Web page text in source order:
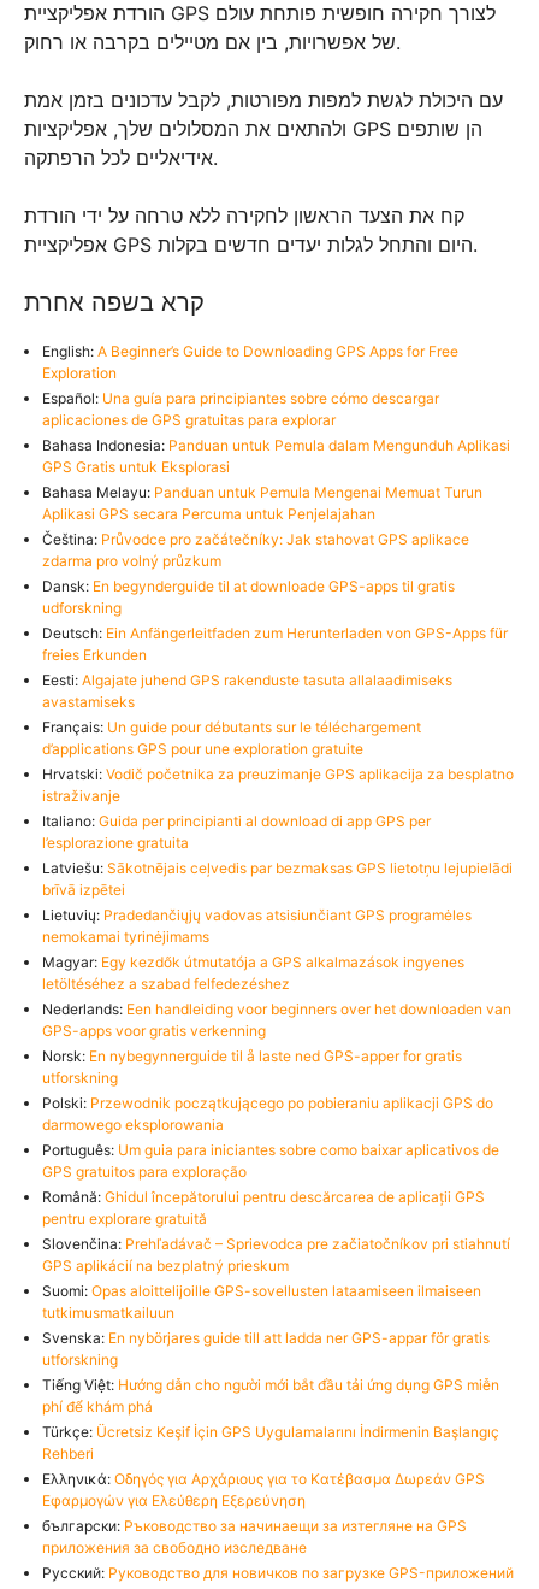
הורדת אפליקציית GPS לצורך חקירה חופשית פותחת עולם
של אפשרויות, בין אם מטיילים בקרבה או רחוק.
עם היכולת לגשת למפות מפורטות, לקבל עדכונים בזמן אמת
ולהתאים את המסלולים שלך, אפליקציות GPS הן שותפים
אידיאליים לכל הרפתקה.
קח את הצעד הראשון לחקירה ללא טרחה על ידי הורדת
אפליקציית GPS היום והתחל לגלות יעדים חדשים בקלות.
קרא בשפה אחרת
English: A Beginner’s Guide to Downloading GPS Apps for Free
Exploration
Español: Una guía para principiantes sobre cómo descargar
aplicaciones de GPS gratuitas para explorar
Bahasa Indonesia: Panduan untuk Pemula dalam Mengunduh Aplikasi
GPS Gratis untuk Eksplorasi
Bahasa Melayu: Panduan untuk Pemula Mengenai Memuat Turun
Aplikasi GPS secara Percuma untuk Penjelajahan
Čeština: Průvodce pro začátečníky: Jak stahovat GPS aplikace
zdarma pro volný průzkum
Dansk: En begynderguide til at downloade GPS-apps til gratis
udforskning
Deutsch: Ein Anfängerleitfaden zum Herunterladen von GPS-Apps für
freies Erkunden
Eesti: Algajate juhend GPS rakenduste tasuta allalaadimiseks
avastamiseks
Français: Un guide pour débutants sur le téléchargement
d’applications GPS pour une exploration gratuite
Hrvatski: Vodič početnika za preuzimanje GPS aplikacija za besplatno
istraživanje
Italiano: Guida per principianti al download di app GPS per
l’esplorazione gratuita
Latviešu: Sākotnējais ceļvedis par bezmaksas GPS lietotņu lejupielādi
brīvā izpētei
Lietuvių: Pradedančiųjų vadovas atsisiunčiant GPS programėles
nemokamai tyrinėjimams
Magyar: Egy kezdők útmutatója a GPS alkalmazások ingyenes
letöltéséhez a szabad felfedezéshez
Nederlands: Een handleiding voor beginners over het downloaden van
GPS-apps voor gratis verkenning
Norsk: En nybegynnerguide til å laste ned GPS-apper for gratis
utforskning
Polski: Przewodnik początkującego po pobieraniu aplikacji GPS do
darmowego eksplorowania
Português: Um guia para iniciantes sobre como baixar aplicativos de
GPS gratuitos para exploração
Română: Ghidul începătorului pentru descărcarea de aplicații GPS
pentru explorare gratuită
Slovenčina: Prehľadávač – Sprievodca pre začiatočníkov pri stiahnutí
GPS aplikácií na bezplatný prieskum
Suomi: Opas aloittelijoille GPS-sovellusten lataamiseen ilmaiseen
tutkimusmatkailuun
Svenska: En nybörjares guide till att ladda ner GPS-appar för gratis
utforskning
Tiếng Việt: Hướng dẫn cho người mới bắt đầu tải ứng dụng GPS miễn
phí để khám phá
Türkçe: Ücretsiz Keşif İçin GPS Uygulamalarını İndirmenin Başlangıç
Rehberi
Ελληνικά: Οδηγός για Αρχάριους για το Κατέβασμα Δωρεάν GPS
Εφαρμογών για Ελεύθερη Εξερεύνηση
български: Ръководство за начинаещи за изтегляне на GPS
приложения за свободно изследване
Русский: Руководство для новичков по загрузке GPS-приложений